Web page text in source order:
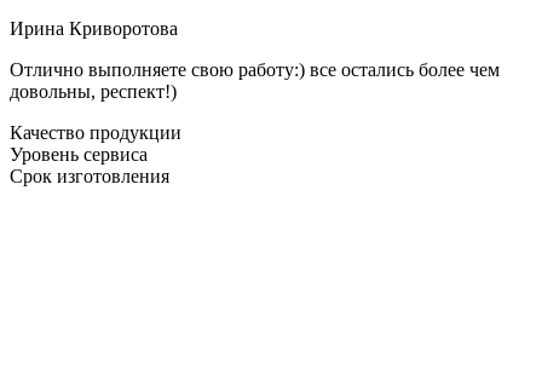
Ирина Криворотова
Отлично выполняете свою работу:) все остались более чем
довольны, респект!)
Качество продукции
Уровень сервиса
Срок изготовления